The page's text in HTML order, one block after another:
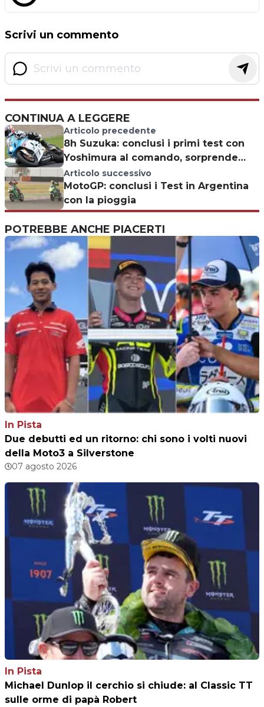
Scrivi un commento
CONTINUA A LEGGERE
Articolo precedente
8h Suzuka: conclusi i primi test con
Yoshimura al comando, sorprende
Schwantz
Articolo successivo
MotoGP: conclusi i Test in Argentina
con la pioggia
POTREBBE ANCHE PIACERTI
In Pista
Due debutti ed un ritorno: chi sono i volti nuovi
della Moto3 a Silverstone
07 agosto 2026
In Pista
Michael Dunlop il cerchio si chiude: al Classic TT
sulle orme di papà Robert